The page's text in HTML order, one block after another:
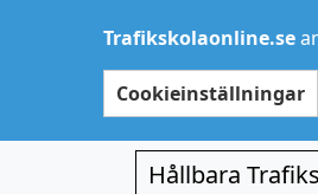
Trafikskolaonline.se
Cookieinställningar
Hållbara